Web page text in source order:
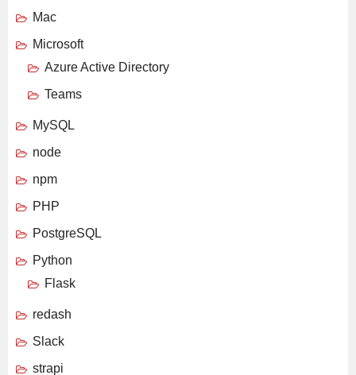
Mac
Microsoft
Azure Active Directory
Teams
MySQL
node
npm
PHP
PostgreSQL
Python
Flask
redash
Slack
strapi